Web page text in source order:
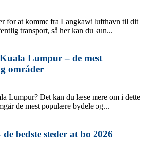
for at komme fra Langkawi lufthavn til dit
transport, så her kan du kun...
Lumpur – de mest
områder
Lumpur? Det kan du læse mere om i dette
de mest populære bydele og...
bedste steder at bo 2026